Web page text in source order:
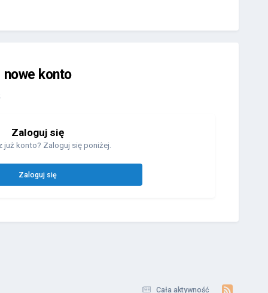
konto
Zaloguj się
już konto? Zaloguj się poniżej.
Zaloguj się
Cała aktywność